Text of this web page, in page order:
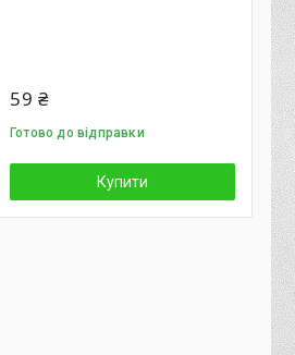
59 ₴
Готово до відправки
Купити